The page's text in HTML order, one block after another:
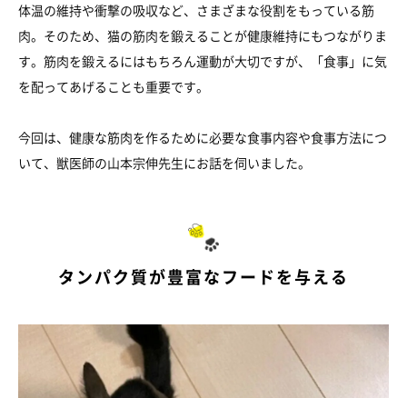
体温の維持や衝撃の吸収など、さまざまな役割をもっている筋
肉。そのため、猫の筋肉を鍛えることが健康維持にもつながりま
す。筋肉を鍛えるにはもちろん運動が大切ですが、「食事」に気
を配ってあげることも重要です。
今回は、健康な筋肉を作るために必要な食事内容や食事方法につ
いて、獣医師の山本宗伸先生にお話を伺いました。
タンパク質が豊富なフードを与える